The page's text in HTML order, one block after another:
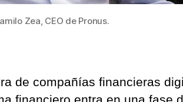
Zea, CEO de Pronus.
de compañías financieras